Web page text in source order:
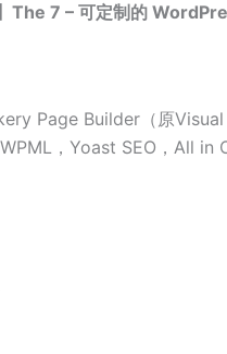
The 7 – 可定制的
Page Builder（原
，Yoast SEO，All in